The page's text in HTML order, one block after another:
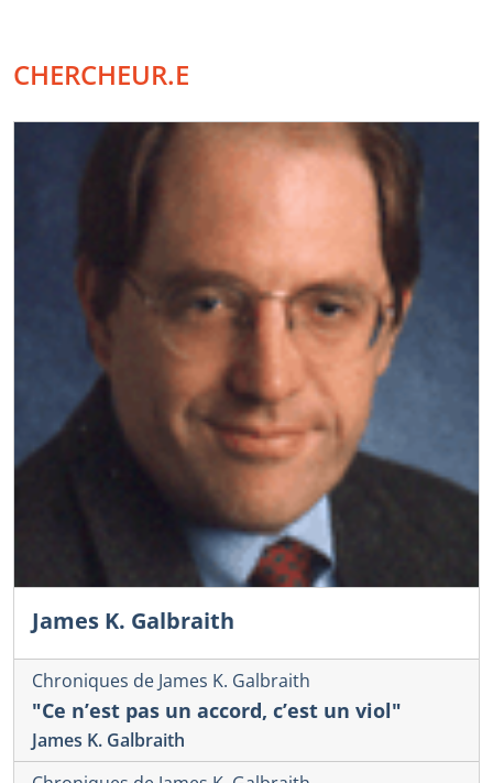
CHERCHEUR.E
James K. Galbraith
Chroniques de James K. Galbraith
"Ce n’est pas un accord, c’est un viol"
James K. Galbraith